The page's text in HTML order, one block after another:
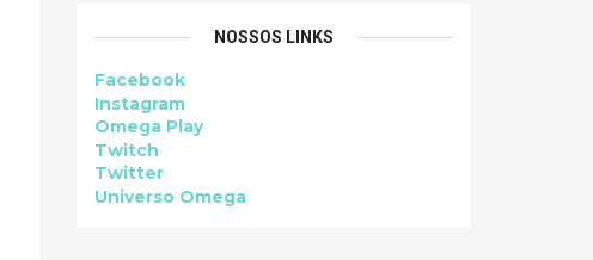
NOSSOS LINKS
Facebook
Instagram
Omega Play
Twitch
Twitter
Universo Omega